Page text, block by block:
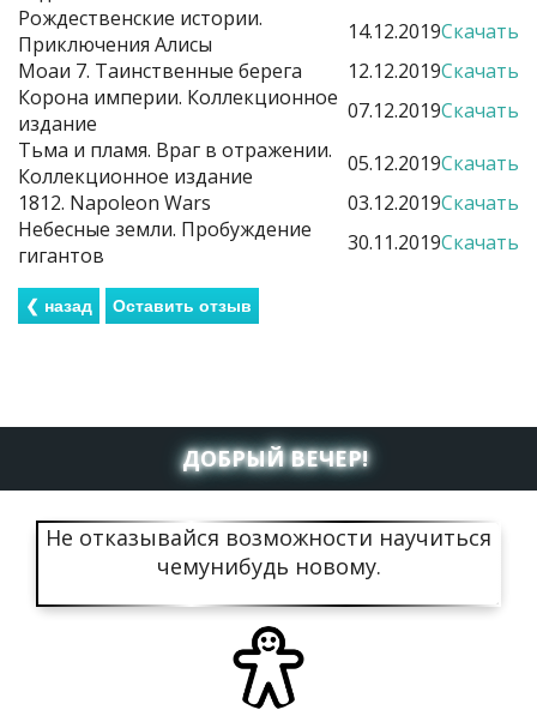
Рождественские истории.
Приключения Алисы
14.12.2019Скачать
Моаи 7. Таинственные берега
12.12.2019Скачать
Корона империи. Коллекционное
издание
07.12.2019Скачать
Тьма и пламя. Враг в отражении.
Коллекционное издание
05.12.2019Скачать
1812. Napoleon Wars
03.12.2019Скачать
Небесные земли. Пробуждение
гигантов
30.11.2019Скачать
ДОБРЫЙ ВЕЧЕР!
Не отказывайся возможности научиться
чемунибудь новому.